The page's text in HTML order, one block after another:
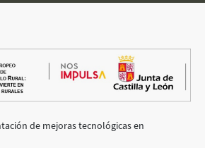
de mejoras tecnológicas en